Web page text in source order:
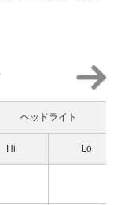
ヘッドライト
Hi Lo